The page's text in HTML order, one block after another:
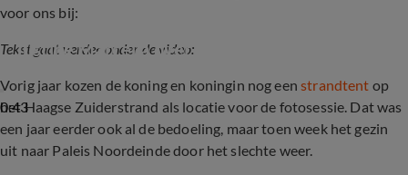
voor ons bij:
Tekst gaat verder onder de video:
0:43
Justine Marcella over fotosessie Oranjes
Vorig jaar kozen de koning en koningin nog een strandtent op
het Haagse Zuiderstrand als locatie voor de fotosessie. Dat was
een jaar eerder ook al de bedoeling, maar toen week het gezin
uit naar Paleis Noordeinde door het slechte weer.